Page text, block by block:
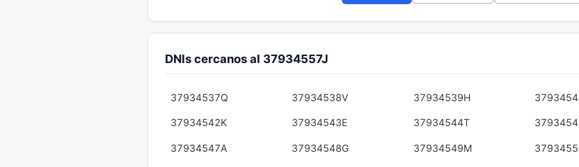
DNIs cercanos al 37934557J
37934537Q 37934538V 37934539H
37934542K 37934543E 37934544T
37934547A 37934548G 37934549M